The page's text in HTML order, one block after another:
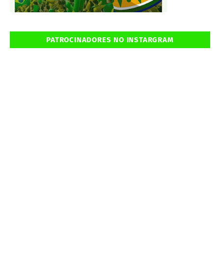
PATROCINADORES NO INSTARGRAM